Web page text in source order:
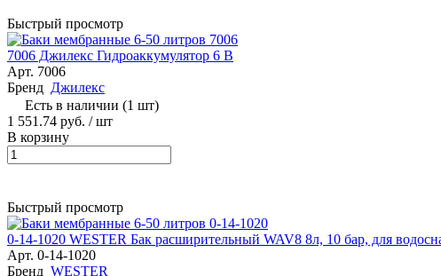
Быстрый просмотр
7006 Джилекс Гидроаккумулятор 6 В
Арт. 7006
Бренд Джилекс
Есть в наличии (1 шт)
1 551.74 руб. / шт
В корзину
Быстрый просмотр
0-14-1020 WESTER Бак расширительный WAV8 8л, 10 бар, для
Арт. 0-14-1020
Бренд WESTER